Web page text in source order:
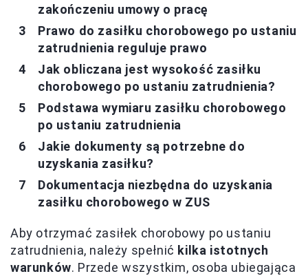
zakończeniu umowy o pracę
Prawo do zasiłku chorobowego po ustaniu
zatrudnienia reguluje prawo
Jak obliczana jest wysokość zasiłku
chorobowego po ustaniu zatrudnienia?
Podstawa wymiaru zasiłku chorobowego
po ustaniu zatrudnienia
Jakie dokumenty są potrzebne do
uzyskania zasiłku?
Dokumentacja niezbędna do uzyskania
zasiłku chorobowego w ZUS
Aby otrzymać zasiłek chorobowy po ustaniu
zatrudnienia, należy spełnić kilka istotnych
warunków. Przede wszystkim, osoba ubiegająca